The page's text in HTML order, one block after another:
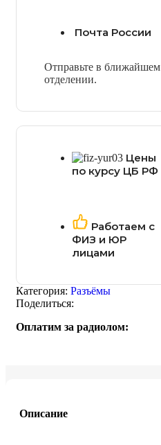
Почта России
Отправьте в ближайшем
отделении.
Цены
по курсу ЦБ РФ
Работаем с
ФИЗ и ЮР
лицами
Категория: Разъёмы
Поделиться:
Оплатим за радиолом:
Описание